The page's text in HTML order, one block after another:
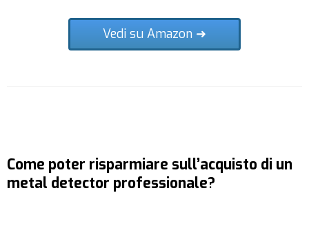
Vedi su Amazon ➜
Come poter risparmiare sull’acquisto di un
metal detector professionale?